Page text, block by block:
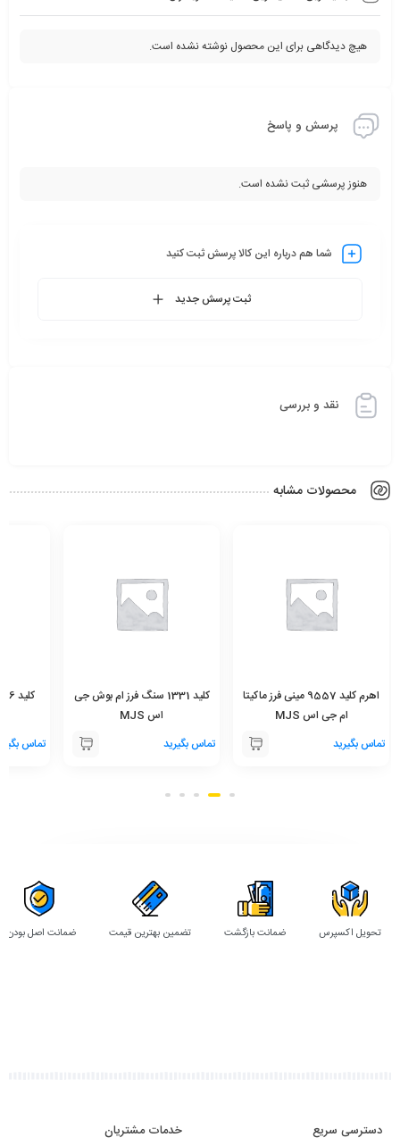
هیچ دیدگاهی برای این محصول نوشته نشده است.
پرسش و پاسخ
هنوز پرسشی ثبت نشده است.
شما هم درباره این کالا پرسش ثبت کنید
ثبت پرسش جدید
نقد و بررسی
محصولات مشابه
اهرم کلید 9557 مینی فرز ماکیتا
ام جی اس MJS
تماس بگیرید
کلید 1331 سنگ فرز ام بوش جی
اس MJS
تماس بگیرید
تماس
تحویل اکسپرس ضمانت بازگشت تضمین بهترین قیمت ضمانت اصل بودن
دسترسی سریع خدمات مشتریان